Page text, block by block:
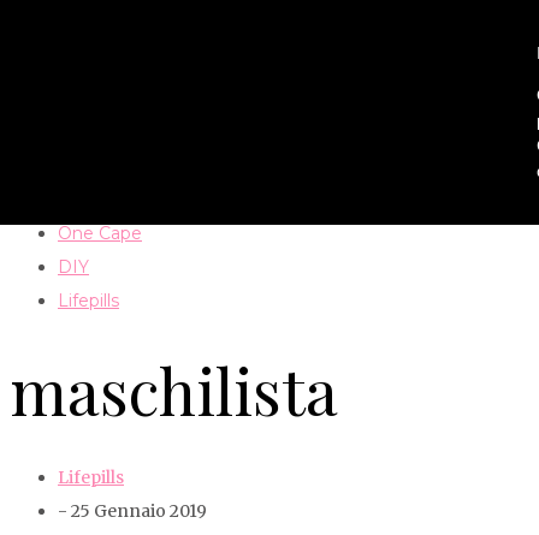
One Cape
DIY
Lifepills
maschilista
Lifepills
- 25 Gennaio 2019